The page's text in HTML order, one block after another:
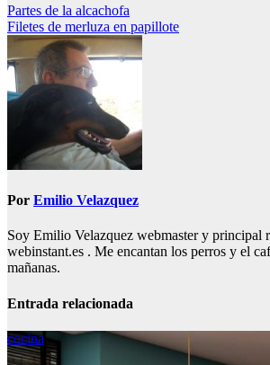
Navegación
de
entradas
Partes de la alcachofa
Filetes de merluza en papillote
Por Emilio Velazquez
Soy Emilio Velazquez webmaster y principal
webinstant.es . Me encantan los perros y el
mañanas.
Entrada relacionada
cocina